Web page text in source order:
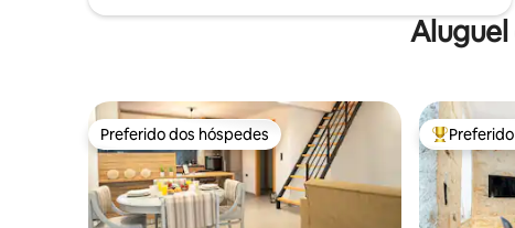
Preferido dos hóspedes
Preferido dos hóspedes Entre os